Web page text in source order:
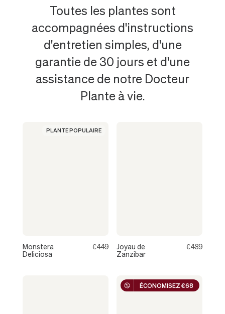
PLANTES
LES
PLUS
POPULAIRES
Toutes les plantes sont
accompagnées d'instructions
d'entretien simples, d'une
garantie de 30 jours et d'une
assistance de notre Docteur
Plante à vie.
PLANTE POPULAIRE
Monstera
Deliciosa
€449
Joyau de
Zanzibar
€489
ÉCONOMISEZ €68